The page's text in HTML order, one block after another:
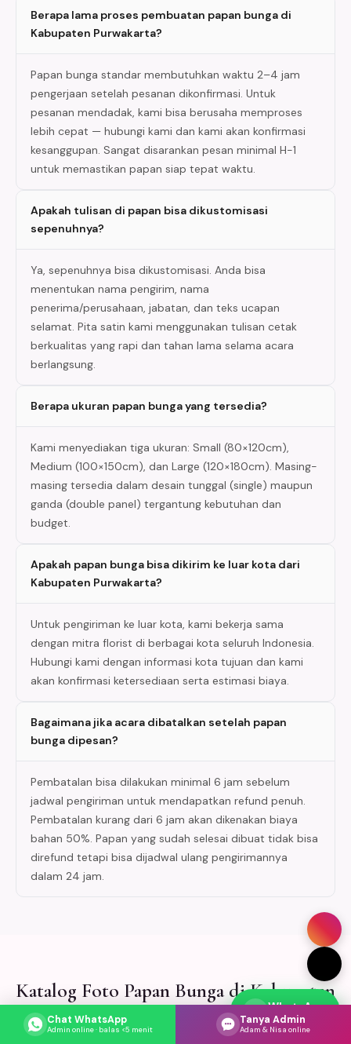
Berapa lama proses pembuatan papan bunga di
Kabupaten Purwakarta?
Papan bunga standar membutuhkan waktu 2–4 jam
pengerjaan setelah pesanan dikonfirmasi. Untuk
pesanan mendadak, kami bisa berusaha memproses
lebih cepat — hubungi kami dan kami akan konfirmasi
kesanggupan. Sangat disarankan pesan minimal H-1
untuk memastikan papan siap tepat waktu.
Apakah tulisan di papan bisa dikustomisasi
sepenuhnya?
Ya, sepenuhnya bisa dikustomisasi. Anda bisa
menentukan nama pengirim, nama
penerima/perusahaan, jabatan, dan teks ucapan
selamat. Pita satin kami menggunakan tulisan cetak
berkualitas yang rapi dan tahan lama selama acara
berlangsung.
Berapa ukuran papan bunga yang tersedia?
Kami menyediakan tiga ukuran: Small (80×120cm),
Medium (100×150cm), dan Large (120×180cm). Masing-
masing tersedia dalam desain tunggal (single) maupun
ganda (double panel) tergantung kebutuhan dan
budget.
Apakah papan bunga bisa dikirim ke luar kota dari
Kabupaten Purwakarta?
Untuk pengiriman ke luar kota, kami bekerja sama
dengan mitra florist di berbagai kota seluruh Indonesia.
Hubungi kami dengan informasi kota tujuan dan kami
akan konfirmasi ketersediaan serta estimasi biaya.
Bagaimana jika acara dibatalkan setelah papan
bunga dipesan?
Pembatalan bisa dilakukan minimal 6 jam sebelum
jadwal pengiriman untuk mendapatkan refund penuh.
Pembatalan kurang dari 6 jam akan dikenakan biaya
bahan 50%. Papan yang sudah selesai dibuat tidak bisa
direfund tetapi bisa dijadwal ulang pengirimannya
dalam 24 jam.
Katalog Foto Papan Bunga di Kabupaten
Purwakarta
WhatsApp
Respons cepat
Chat WhatsApp
Admin online · balas <5 menit
Tanya Admin
Adam & Nisa online